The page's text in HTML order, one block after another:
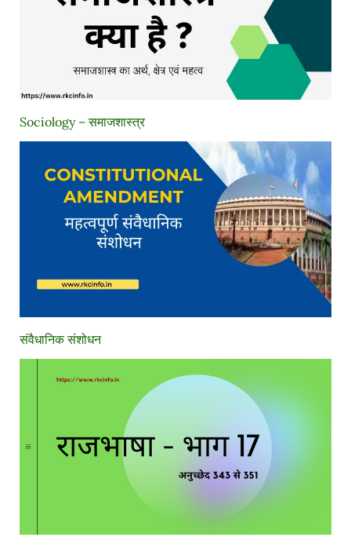
Sociology – समाजशास्त्र
संवैधानिक संशोधन